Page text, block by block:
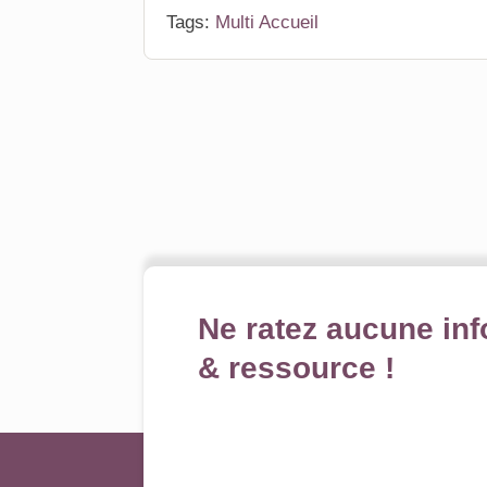
Tags: Multi Accueil
Ne ratez aucune
& ressource !